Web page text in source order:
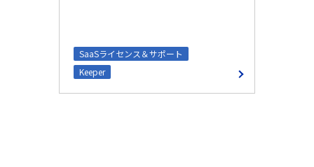
SaaSライセンス＆サポート
Keeper